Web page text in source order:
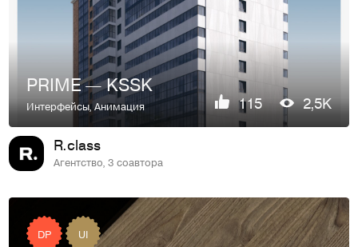
PRIME — KSSK
Интерфейсы,Анимация 115 2,5K
R.class
Агентство, 3 соавтора
DP UI